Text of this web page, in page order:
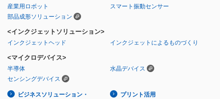
産業用ロボット
スマート振動センサー
部品成形ソリューション
<インクジェットソリューション>
インクジェットヘッド インクジェットによるものづくり
<マイクロデバイス>
半導体
水晶デバイス
センシングデバイス
ビジネスソリューション・
プリント活用